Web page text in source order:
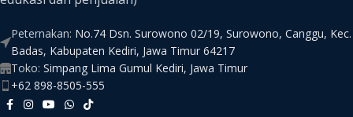
Peternakan: No.74 Dsn. Surowono 02/19, Surowono, Canggu, Kec.
Badas, Kabupaten Kediri, Jawa Timur 64217
Toko: Simpang Lima Gumul Kediri, Jawa Timur
+62 898-8505-555